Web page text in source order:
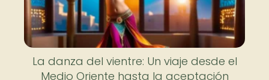
La danza del vientre: Un viaje desde el
Medio Oriente hasta la aceptación